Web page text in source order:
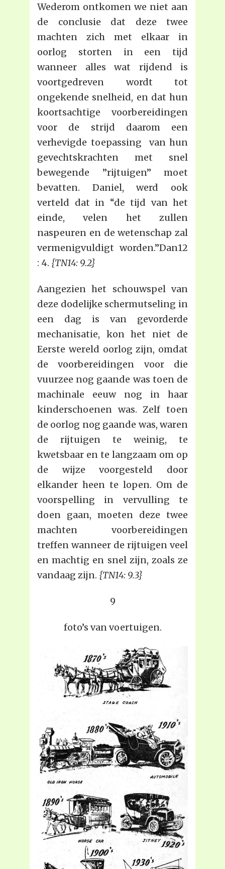
Wederom ontkomen we niet aan
de conclusie dat deze twee
machten zich met elkaar in
oorlog storten in een tijd
wanneer alles wat rijdend is
voortgedreven wordt tot
ongekende snelheid, en dat hun
koortsachtige voorbereidingen
voor de strijd daarom een
verhevigde toepassing van hun
gevechtskrachten met snel
bewegende ”rijtuigen” moet
bevatten. Daniel, werd ook
verteld dat in “de tijd van het
einde, velen het zullen
naspeuren en de wetenschap zal
vermenigvuldigt worden.”Dan12
: 4. {TN14: 9.2}
Aangezien het schouwspel van
deze dodelijke schermutseling in
een dag is van gevorderde
mechanisatie, kon het niet de
Eerste wereld oorlog zijn, omdat
de voorbereidingen voor die
vuurzee nog gaande was toen de
machinale eeuw nog in haar
kinderschoenen was. Zelf toen
de oorlog nog gaande was, waren
de rijtuigen te weinig, te
kwetsbaar en te langzaam om op
de wijze voorgesteld door
elkander heen te lopen. Om de
voorspelling in vervulling te
doen gaan, moeten deze twee
machten voorbereidingen
treffen wanneer de rijtuigen veel
en machtig en snel zijn, zoals ze
vandaag zijn. {TN14: 9.3}
9
foto’s van voertuigen.